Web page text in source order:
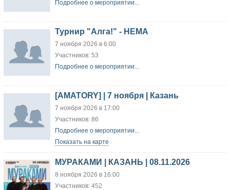
Подробнее о мероприятии...
Турнир "Алга!" - HEMA
7 ноября 2026 в 6:00
Участников: 53
Подробнее о мероприятии...
[AMATORY] | 7 ноября | Казань
7 ноября 2026 в 17:00
Участников: 86
Подробнее о мероприятии...
Показать на карте
МУРАКАМИ | КАЗАНЬ | 08.11.2026
8 ноября 2026 в 16:00
Участников: 452